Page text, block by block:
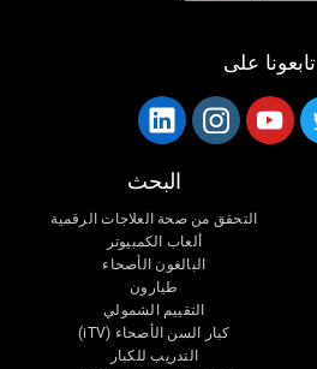
تابعونا على
البحث
التحقق من صحة العلاجات الرقمية
ألعاب الكمبيوتر
البالغون الأصحاء
طيارون
التقييم الشمولي
كبار السن الأصحاء (iTV)
التدريب للكبار